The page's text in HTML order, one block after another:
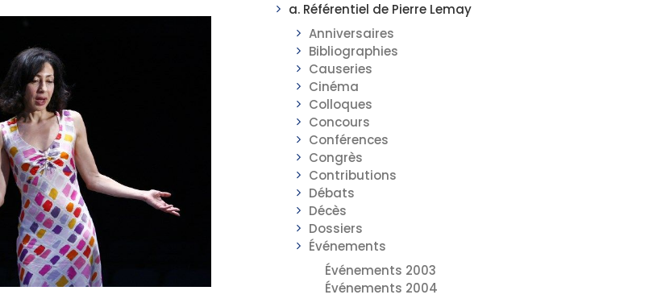
a. Référentiel de Pierre Lemay
Anniversaires
Bibliographies
Causeries
Cinéma
Colloques
Concours
Conférences
Congrès
Contributions
Débats
Décès
Dossiers
Événements
Événements 2003
Événements 2004